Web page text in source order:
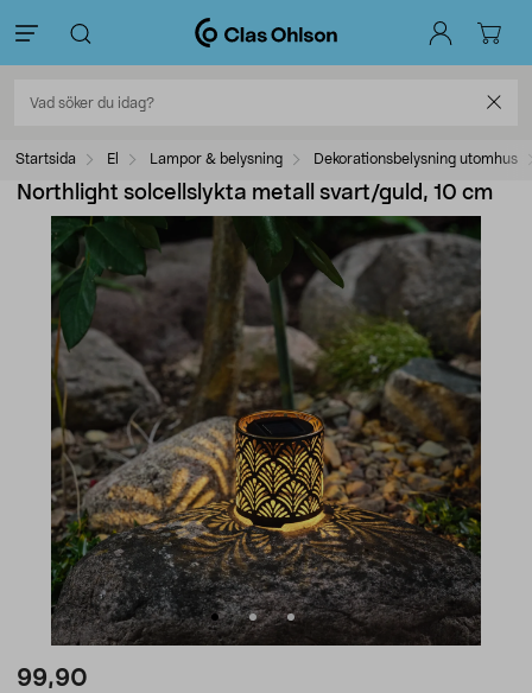
Startsida El Lampor & belysning Dekorationsbelysning utomhus
Northlight solcellslykta metall svart/guld, 10 cm
99,90